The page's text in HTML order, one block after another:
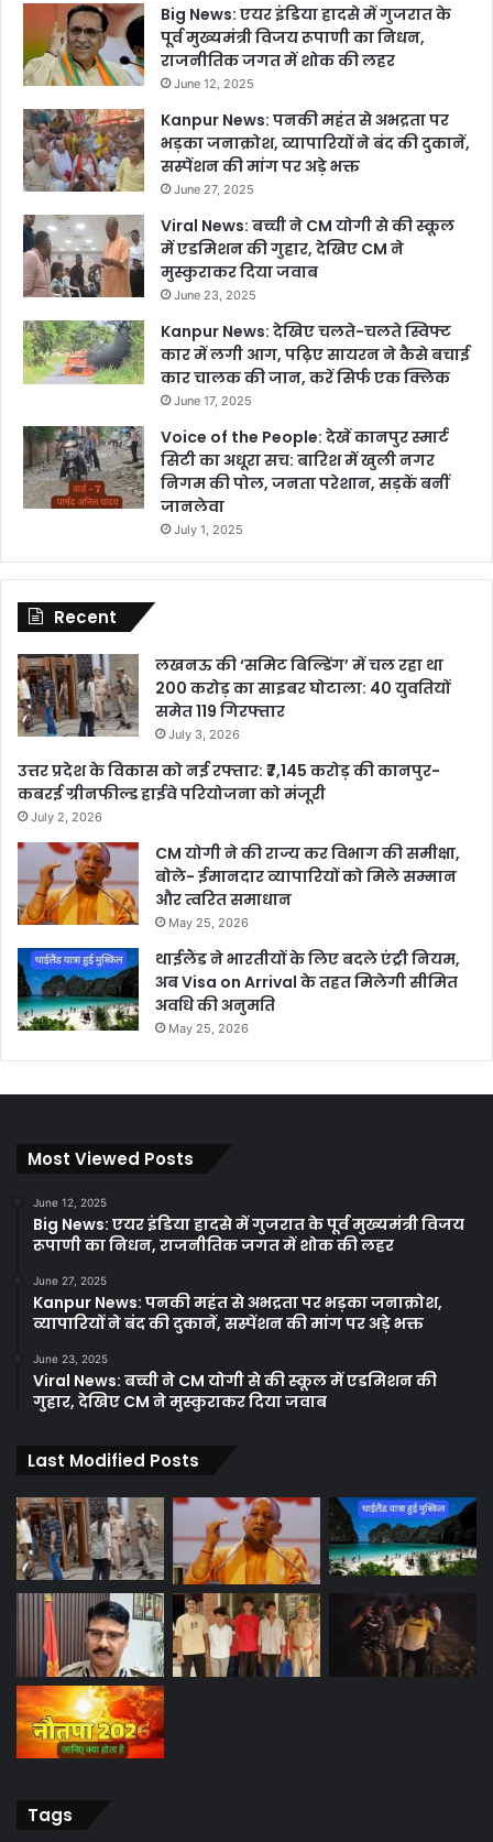
Big News: एयर इंडिया हादसे में गुजरात के
पूर्व मुख्यमंत्री विजय रूपाणी का निधन,
राजनीतिक जगत में शोक की लहर
June 12, 2025
Kanpur News: पनकी महंत से अभद्रता पर
भड़का जनाक्रोश, व्यापारियों ने बंद की दुकानें,
सस्पेंशन की मांग पर अड़े भक्त
June 27, 2025
Viral News: बच्ची ने CM योगी से की स्कूल
में एडमिशन की गुहार, देखिए CM ने
मुस्कुराकर दिया जवाब
June 23, 2025
Kanpur News: देखिए चलते-चलते स्विफ्ट
कार में लगी आग, पढ़िए सायरन ने कैसे बचाई
कार चालक की जान, करें सिर्फ एक क्लिक
June 17, 2025
Voice of the People: देखें कानपुर स्मार्ट
सिटी का अधूरा सच: बारिश में खुली नगर
निगम की पोल, जनता परेशान, सड़कें बनीं
जानलेवा
July 1, 2025
Recent
लखनऊ की ‘समिट बिल्डिंग’ में चल रहा था
200 करोड़ का साइबर घोटाला: 40 युवतियों
समेत 119 गिरफ्तार
July 3, 2026
उत्तर प्रदेश के विकास को नई रफ्तार: ₹7,145 करोड़ की कानपुर-
कबरई ग्रीनफील्ड हाईवे परियोजना को मंजूरी
July 2, 2026
CM योगी ने की राज्य कर विभाग की समीक्षा,
बोले- ईमानदार व्यापारियों को मिले सम्मान
और त्वरित समाधान
May 25, 2026
थाईलैंड ने भारतीयों के लिए बदले एंट्री नियम,
अब Visa on Arrival के तहत मिलेगी सीमित
अवधि की अनुमति
May 25, 2026
Most Viewed Posts
June 12, 2025
Big News: एयर इंडिया हादसे में गुजरात के पूर्व मुख्यमंत्री विजय
रूपाणी का निधन, राजनीतिक जगत में शोक की लहर
June 27, 2025
Kanpur News: पनकी महंत से अभद्रता पर भड़का जनाक्रोश,
व्यापारियों ने बंद की दुकानें, सस्पेंशन की मांग पर अड़े भक्त
June 23, 2025
Viral News: बच्ची ने CM योगी से की स्कूल में एडमिशन की
गुहार, देखिए CM ने मुस्कुराकर दिया जवाब
Last Modified Posts
Tags